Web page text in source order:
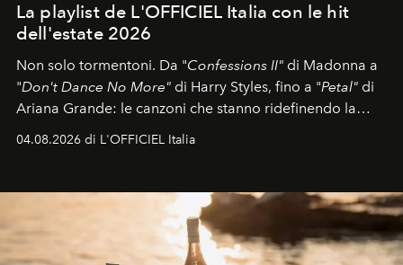
La playlist de L'OFFICIEL Italia con le hit
dell'estate 2026
Non solo tormentoni. Da "Confessions II" di Madonna a
"Don't Dance No More" di Harry Styles, fino a "Petal" di
Ariana Grande: le canzoni che stanno ridefinendo la
colonna sonora della stagione.
04.08.2026 di L'OFFICIEL Italia